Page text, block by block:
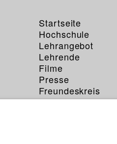
Startseite
Hochschule
Lehrangebot
Lehrende
Filme
Presse
Freundeskreis
Service